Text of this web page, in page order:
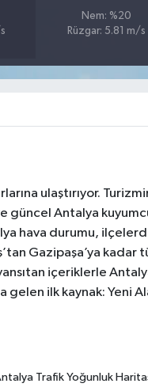
Nem: %20
Rüzgar: 5.81 m/s
ulaştırıyor.
güncel Antalya
hava durumu,
Gazipaşa’ya kadar
içeriklerle
gelen ilk kaynak: Yeni
Trafik Yoğunluk